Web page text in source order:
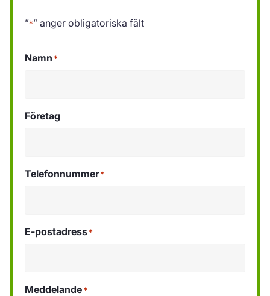
”*” anger obligatoriska fält
Namn *
Företag
Telefonnummer*
E-postadress*
Meddelande*